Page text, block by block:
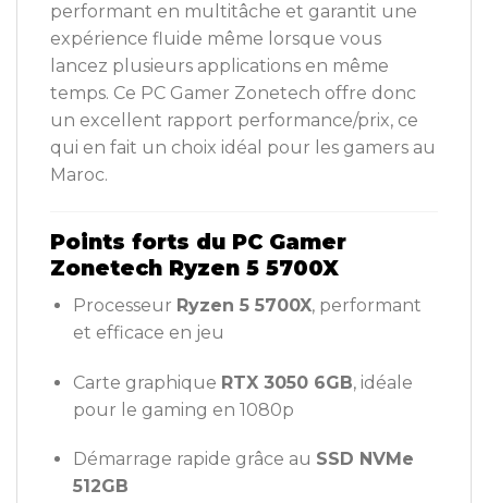
performant en multitâche et garantit une
expérience fluide même lorsque vous
lancez plusieurs applications en même
temps. Ce PC Gamer Zonetech offre donc
un excellent rapport performance/prix, ce
qui en fait un choix idéal pour les gamers au
Maroc.
Points forts du PC Gamer
Zonetech Ryzen 5 5700X
Processeur Ryzen 5 5700X, performant
et efficace en jeu
Carte graphique RTX 3050 6GB, idéale
pour le gaming en 1080p
Démarrage rapide grâce au SSD NVMe
512GB